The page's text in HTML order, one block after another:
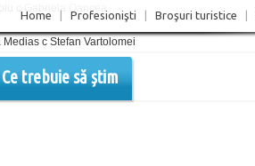
Home Profesionişti Broşuri turistice
Ce trebuie să știm